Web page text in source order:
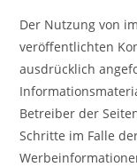
Der Nutzung von
veröffentlichten
ausdrücklich
Betreiber der
Schritte im Falle